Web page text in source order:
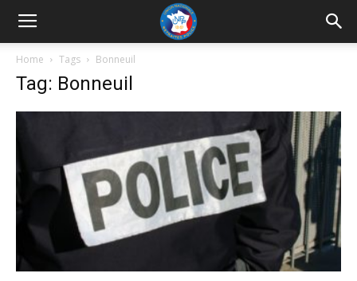
UNRP
Home Tags Bonneuil
Tag: Bonneuil